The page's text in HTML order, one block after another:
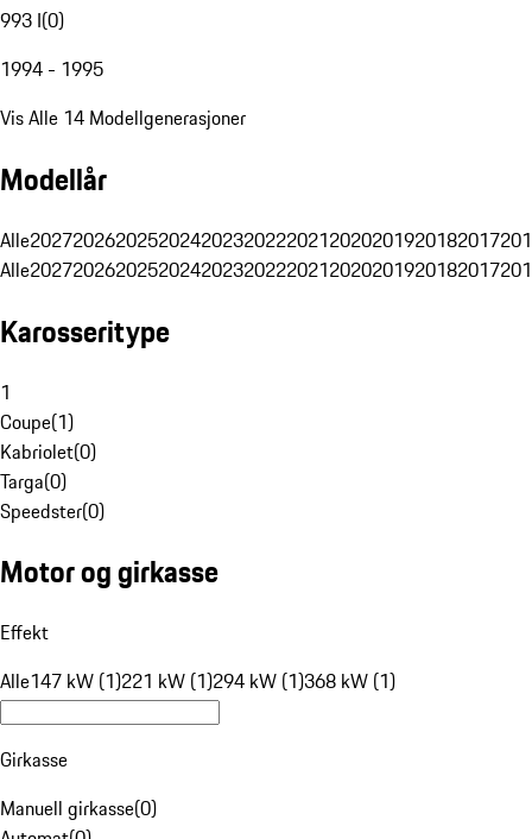
993 I(0)
1994 - 1995
Vis Alle 14 Modellgenerasjoner
Modellår
Alle20272026202520242023202220212020201920182017
Alle20272026202520242023202220212020201920182017
Karosseritype
1
Coupe(1)
Kabriolet(0)
Targa(0)
Speedster(0)
Motor og girkasse
Effekt
Alle147 kW (1)221 kW (1)294 kW (1)368 kW (1)
Girkasse
Manuell girkasse(0)